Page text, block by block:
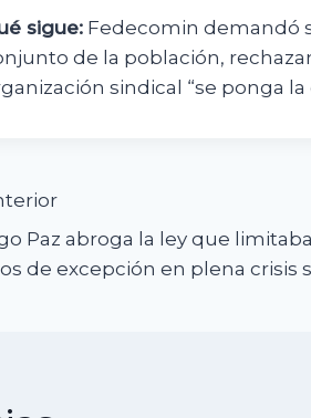
sigue: Fedecomin demandó
de la población,
sindical “se ponga
Paz abroga la ley que
de excepción en plena crisis